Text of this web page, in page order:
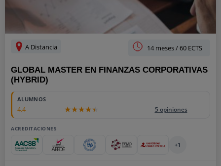
A Distancia 14 meses / 60 ECTS
GLOBAL MASTER EN FINANZAS CORPORATIVAS
(HYBRID)
13500
ALUMNOS
4.4 5 opiniones
ACREDITACIONES
+1